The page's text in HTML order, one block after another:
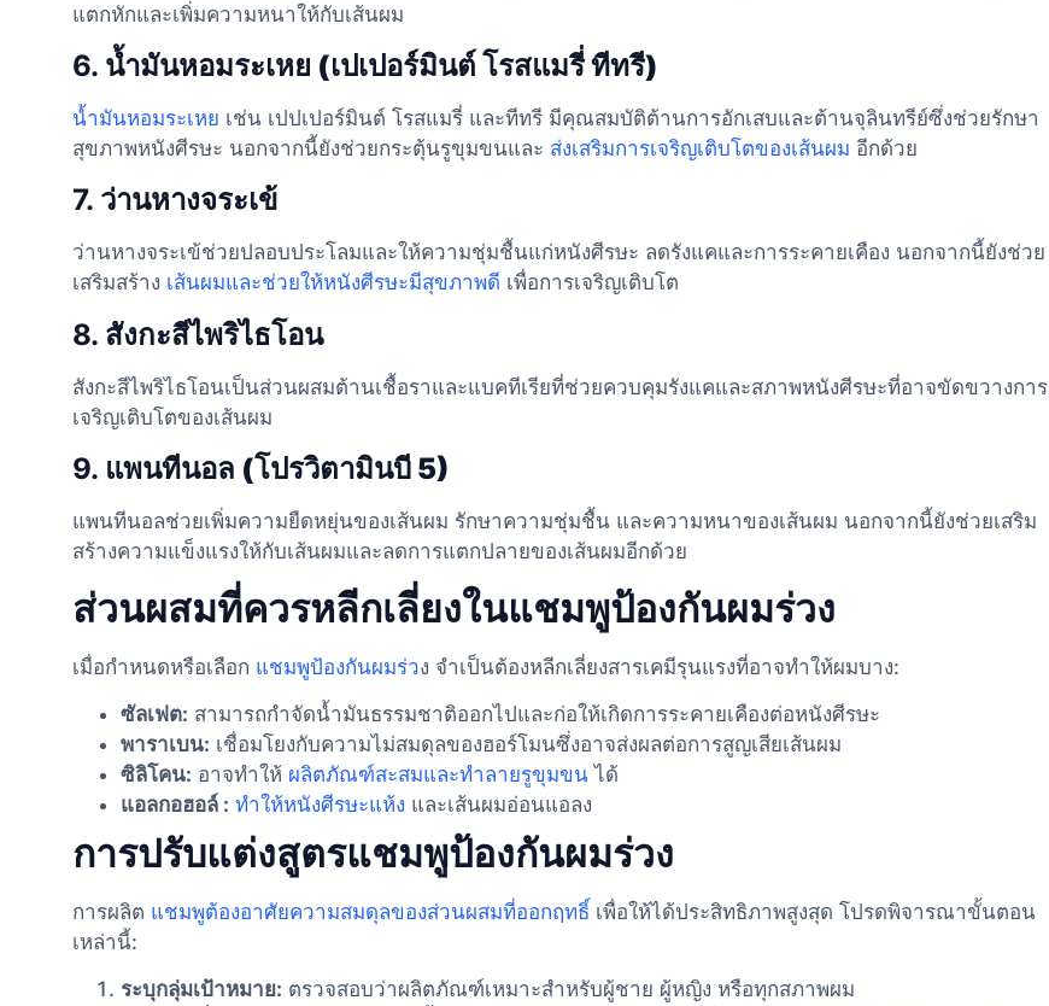
แตกหักและเพิ่มความหนาให้กับเส้นผม
6. น้ำมันหอมระเหย (เปเปอร์มินต์ โรสแมรี่ ทีทรี)
น้ำมันหอมระเหย เช่น เปปเปอร์มินต์ โรสแมรี่ และทีทรี มีคุณสมบัติต้านการอักเสบและต้านจุลินทรีย์ซึ่งช่วยรักษา
สุขภาพหนังศีรษะ นอกจากนี้ยังช่วยกระตุ้นรูขุมขนและ ส่งเสริมการเจริญเติบโตของเส้นผม อีกด้วย
7. ว่านหางจระเข้
ว่านหางจระเข้ช่วยปลอบประโลมและให้ความชุ่มชื้นแก่หนังศีรษะ ลดรังแคและการระคายเคือง นอกจากนี้ยังช่วย
เสริมสร้าง เส้นผมและช่วยให้หนังศีรษะมีสุขภาพดี เพื่อการเจริญเติบโต
8. สังกะสีไพริไธโอน
สังกะสีไพริไธโอนเป็นส่วนผสมต้านเชื้อราและแบคทีเรียที่ช่วยควบคุมรังแคและสภาพหนังศีรษะที่อาจขัดขวางการ
เจริญเติบโตของเส้นผม
9. แพนทีนอล (โปรวิตามินบี 5)
แพนทีนอลช่วยเพิ่มความยืดหยุ่นของเส้นผม รักษาความชุ่มชื้น และความหนาของเส้นผม นอกจากนี้ยังช่วยเสริม
สร้างความแข็งแรงให้กับเส้นผมและลดการแตกปลายของเส้นผมอีกด้วย
ส่วนผสมที่ควรหลีกเลี่ยงในแชมพูป้องกันผมร่วง
เมื่อกําหนดหรือเลือก แชมพูป้องกันผมร่วง จําเป็นต้องหลีกเลี่ยงสารเคมีรุนแรงที่อาจทําให้ผมบาง:
ซัลเฟต: สามารถกำจัดน้ำมันธรรมชาติออกไปและก่อให้เกิดการระคายเคืองต่อหนังศีรษะ
พาราเบน: เชื่อมโยงกับความไม่สมดุลของฮอร์โมนซึ่งอาจส่งผลต่อการสูญเสียเส้นผม
ซิลิโคน: อาจทำให้ ผลิตภัณฑ์สะสมและทำลายรูขุมขน ได้
แอลกอฮอล์ : ทำให้หนังศีรษะแห้ง และเส้นผมอ่อนแอลง
การปรับแต่งสูตรแชมพูป้องกันผมร่วง
การผลิต แชมพูต้องอาศัยความสมดุลของส่วนผสมที่ออกฤทธิ์ เพื่อให้ได้ประสิทธิภาพสูงสุด โปรดพิจารณาขั้นตอน
เหล่านี้:
ระบุกลุ่มเป้าหมาย: ตรวจสอบว่าผลิตภัณฑ์เหมาะสำหรับผู้ชาย ผู้หญิง หรือทุกสภาพผม